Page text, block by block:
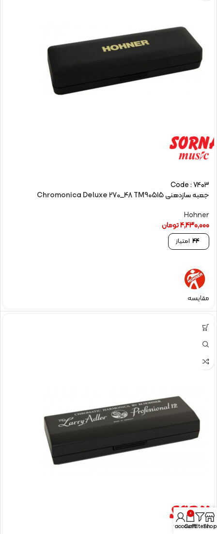
Code : 7403
جعبه سازدهنی Chromonica Deluxe 270_48 TM90515
Hohner
4,430,000تومان
44 امتیاز
مقایسه
Shop
Filters
0
Cart
My account